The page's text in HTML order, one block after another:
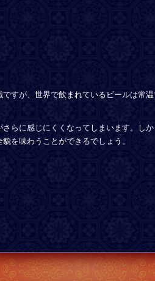
すが、世界で飲まれているビールは常
らに感じにくくなってしまいます。し
を味わうことができるでしょう。